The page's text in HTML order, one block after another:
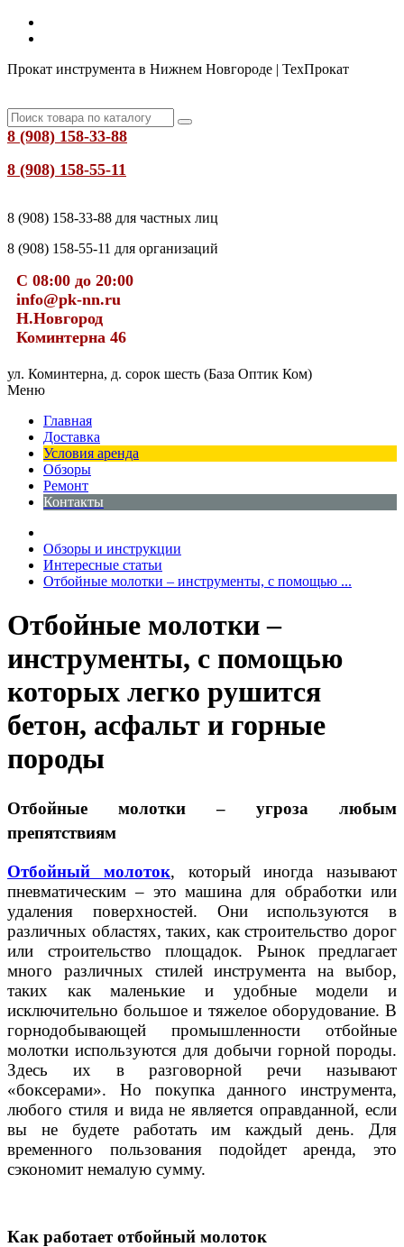
Прокат инструмента в Нижнем Новгороде | ТехПрокат
8 (908) 158-33-88
8 (908) 158-55-11
8 (908) 158-33-88 для частных лиц
8 (908) 158-55-11 для организаций
С 08:00 до 20:00
info@pk-nn.ru
Н.Новгород
Коминтерна 46
ул. Коминтерна, д. сорок шесть (База Оптик Ком)
Меню
Главная
Доставка
Условия аренда
Обзоры
Ремонт
Контакты
Обзоры и инструкции
Интересные статьи
Отбойные молотки – инструменты, с помощью ...
Отбойные молотки –
инструменты, с помощью
которых легко рушится
бетон, асфальт и горные
породы
Отбойные молотки – угроза любым
препятствиям
Отбойный молоток, который иногда называют
пневматическим – это машина для обработки или
удаления поверхностей. Они используются в
различных областях, таких, как строительство дорог
или строительство площадок. Рынок предлагает
много различных стилей инструмента на выбор,
таких как маленькие и удобные модели и
исключительно большое и тяжелое оборудование. В
горнодобывающей промышленности отбойные
молотки используются для добычи горной породы.
Здесь их в разговорной речи называют
«боксерами». Но покупка данного инструмента,
любого стиля и вида не является оправданной, если
вы не будете работать им каждый день. Для
временного пользования подойдет аренда, это
сэкономит немалую сумму.
Как работает отбойный молоток